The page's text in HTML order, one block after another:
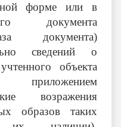
форме или в
документа
документа)
сведений о
объекта
возражения
образов таких